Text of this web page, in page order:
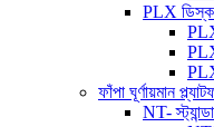
PLX ডিস্ক
ফাঁপা ঘূর্ণায়মান
NT-